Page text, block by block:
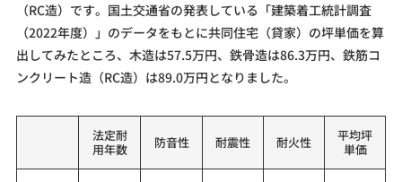
（RC造）です。国土交通省の発表している「建築着工統計調査
（2022年度）」のデータをもとに共同住宅（貸家）の坪単価を算
出してみたところ、木造は57.5万円、鉄骨造は86.3万円、鉄筋コ
ンクリート造（RC造）は89.0万円となりました。
法定耐
用年数
防音性 耐震性 耐火性
平均坪
単価